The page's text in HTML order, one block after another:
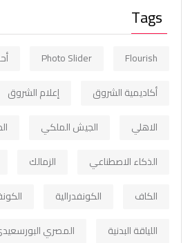
Tags
Flourish
Photo Slider
أكاديمية الشروق
إعلام الشروق
الاهلي
الجيش الملكي
الذكاء الاصطناعي
الزمالك
الكاف
الكونفدرالية
اللياقة البدنية
المصري